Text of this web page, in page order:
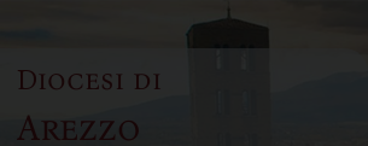
Diocesi di
Arezzo